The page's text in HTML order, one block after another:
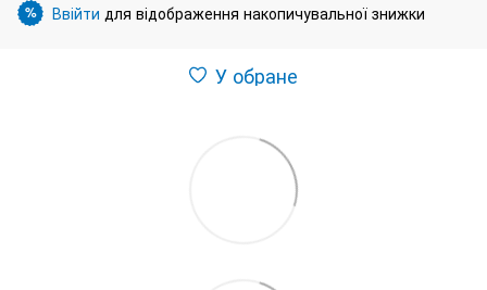
% Ввійти для відображення накопичувальної знижки
У обране